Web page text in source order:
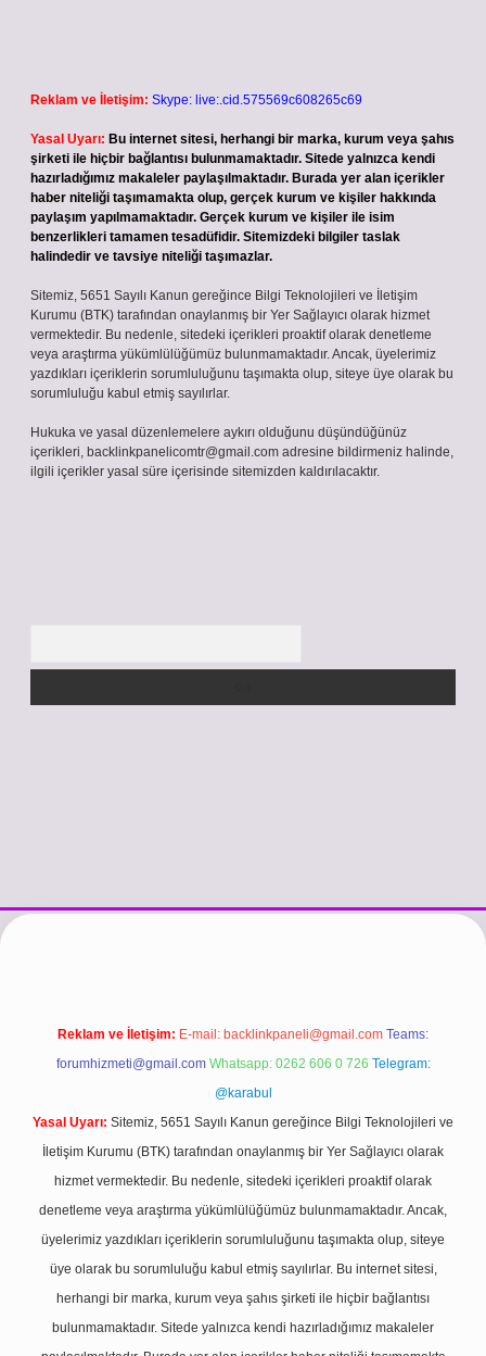
Reklam ve İletişim: Skype: live:.cid.575569c608265c69
Yasal Uyarı: Bu internet sitesi, herhangi bir marka, kurum veya şahıs
şirketi ile hiçbir bağlantısı bulunmamaktadır. Sitede yalnızca kendi
hazırladığımız makaleler paylaşılmaktadır. Burada yer alan içerikler
haber niteliği taşımamakta olup, gerçek kurum ve kişiler hakkında
paylaşım yapılmamaktadır. Gerçek kurum ve kişiler ile isim
benzerlikleri tamamen tesadüfidir. Sitemizdeki bilgiler taslak
halindedir ve tavsiye niteliği taşımazlar.
Sitemiz, 5651 Sayılı Kanun gereğince Bilgi Teknolojileri ve İletişim
Kurumu (BTK) tarafından onaylanmış bir Yer Sağlayıcı olarak hizmet
vermektedir. Bu nedenle, sitedeki içerikleri proaktif olarak denetleme
veya araştırma yükümlülüğümüz bulunmamaktadır. Ancak, üyelerimiz
yazdıkları içeriklerin sorumluluğunu taşımakta olup, siteye üye olarak bu
sorumluluğu kabul etmiş sayılırlar.
Hukuka ve yasal düzenlemelere aykırı olduğunu düşündüğünüz
içerikleri, backlinkpanelicomtr@gmail.com adresine bildirmeniz halinde,
ilgili içerikler yasal süre içerisinde sitemizden kaldırılacaktır.
vdcasino güncel girişhttps://www.betexper.xyz/betci.cobetci
Reklam ve İletişim: E-mail: backlinkpaneli@gmail.com Teams:
forumhizmeti@gmail.com Whatsapp: 0262 606 0 726 Telegram:
@karabul
Yasal Uyarı: Sitemiz, 5651 Sayılı Kanun gereğince Bilgi Teknolojileri ve
İletişim Kurumu (BTK) tarafından onaylanmış bir Yer Sağlayıcı olarak
hizmet vermektedir. Bu nedenle, sitedeki içerikleri proaktif olarak
denetleme veya araştırma yükümlülüğümüz bulunmamaktadır. Ancak,
üyelerimiz yazdıkları içeriklerin sorumluluğunu taşımakta olup, siteye
üye olarak bu sorumluluğu kabul etmiş sayılırlar. Bu internet sitesi,
herhangi bir marka, kurum veya şahıs şirketi ile hiçbir bağlantısı
bulunmamaktadır. Sitede yalnızca kendi hazırladığımız makaleler